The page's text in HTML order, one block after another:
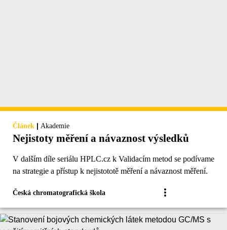
Článek | Akademie
Nejistoty měření a návaznost výsledků
V dalším díle seriálu HPLC.cz k Validacím metod se podívame
na strategie a přístup k nejistototě měření a návaznost měření.
Česká chromatografická škola